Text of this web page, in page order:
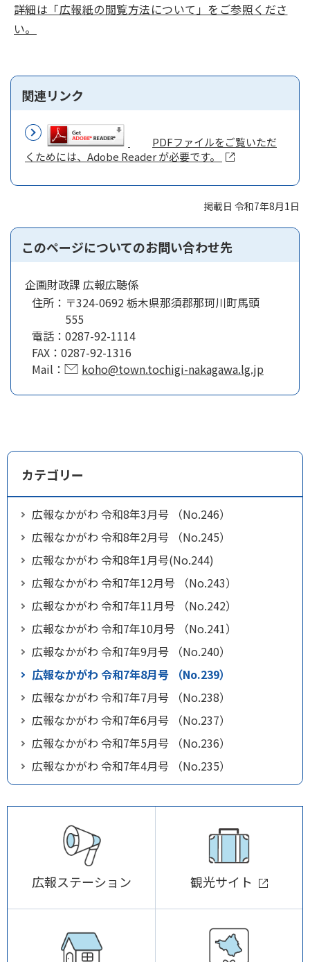
詳細は「広報紙の閲覧方法について」をご参照くださ
い。
関連リンク
PDFファイルをご覧いただ
くためには、Adobe Reader が必要です。
掲載日 令和7年8月1日
このページについてのお問い合わせ先
企画財政課 広報広聴係
住所： 〒324-0692 栃木県那須郡那珂川町馬頭
555
電話： 0287-92-1114
FAX： 0287-92-1316
Mail：
koho@town.tochigi-nakagawa.lg.jp
カテゴリー
広報なかがわ 令和8年3月号 （No.246）
広報なかがわ 令和8年2月号 （No.245）
広報なかがわ 令和8年1月号(No.244)
広報なかがわ 令和7年12月号 （No.243）
広報なかがわ 令和7年11月号 （No.242）
広報なかがわ 令和7年10月号 （No.241）
広報なかがわ 令和7年9月号 （No.240）
広報なかがわ 令和7年8月号 （No.239）
広報なかがわ 令和7年7月号 （No.238）
広報なかがわ 令和7年6月号 （No.237）
広報なかがわ 令和7年5月号 （No.236）
広報なかがわ 令和7年4月号 （No.235）
広報ステーション 観光サイト